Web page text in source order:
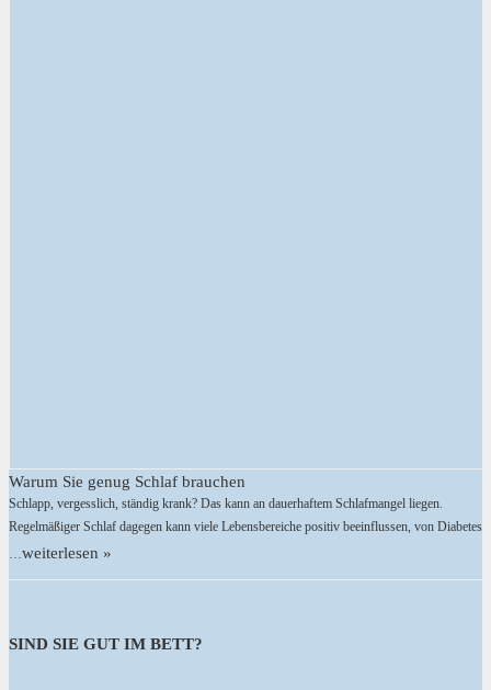
Warum Sie genug Schlaf brauchen
Schlapp, vergesslich, ständig krank? Das kann an dauerhaftem Schlafmangel liegen.
Regelmäßiger Schlaf dagegen kann viele Lebensbereiche positiv beeinflussen, von Diabetes
…weiterlesen »
SIND SIE GUT IM BETT?